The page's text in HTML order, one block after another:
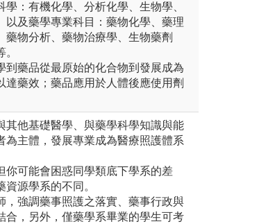
：有機化學、分析化學、生物學、
以及藥學專業科目：藥物化學、藥理
物分析、藥物治療學、生物藥劑
到藥品從最原始的化合物到發展成為
藥效；藥品應用於人體後應使用劑
其他基礎醫學、與藥學科學知識與能
為主體，發展專業成為醫療照護體系
你可能會困惑同學類底下學系的差
源學系的不同。
，強調藥事照護之落實、藥事行政與
合，另外，僅藥學系畢業的學生可考